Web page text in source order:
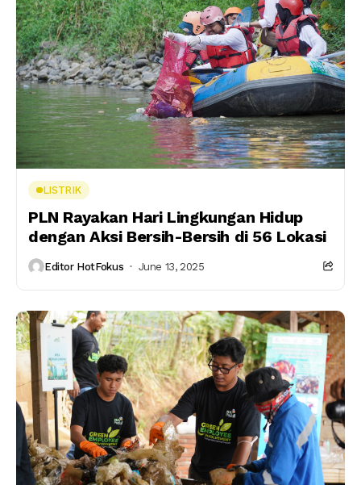
LISTRIK
PLN Rayakan Hari Lingkungan Hidup
dengan Aksi Bersih-Bersih di 56 Lokasi
Editor HotFokus June 13, 2025